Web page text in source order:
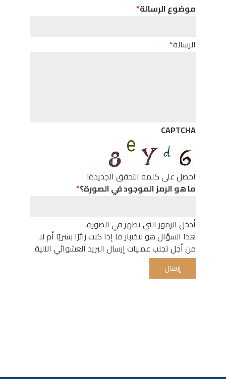
موضوع الرسالة
الرسالة
CAPTCHA
احصل على كلمة التحقق الجديدة!
ما هو الرمز الموجود في الصورة؟
أدخل الرموز التي تظهر في الصورة.
هذا السؤال هو لاختبار ما إذا كنت زائرًا بشريًا أم لا
من أجل تجنب عمليات إرسال البريد العشوائي الآلية.